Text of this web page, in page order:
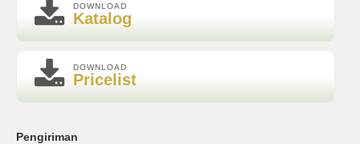
DOWNLOAD
Katalog
DOWNLOAD
Pricelist
Pengiriman